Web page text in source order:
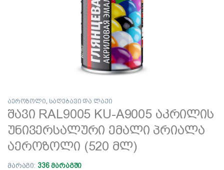
აეროზოლი საღებავი და ლაქი
შავი RAL9005 KU-A9005 აკრილის
უნივერსალური ემალი პრიალა
აეროზოლი (520 მლ)
მარაგი: 336 მარაგში